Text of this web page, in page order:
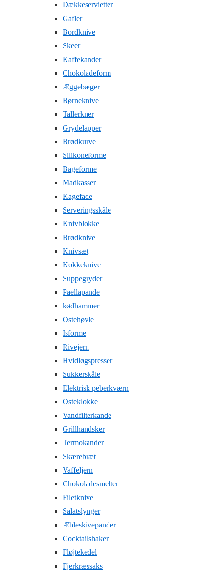
Dækkeservietter
Gafler
Bordknive
Skeer
Kaffekander
Chokoladeform
Æggebæger
Børneknive
Tallerkner
Grydelapper
Brødkurve
Silikoneforme
Bageforme
Madkasser
Kagefade
Serveringsskåle
Knivblokke
Brødknive
Knivsæt
Kokkeknive
Suppegryder
Paellapande
kødhammer
Ostehøvle
Isforme
Rivejern
Hvidløgspresser
Sukkerskåle
Elektrisk peberkværn
Osteklokke
Vandfilterkande
Grillhandsker
Termokander
Skærebræt
Vaffeljern
Chokoladesmelter
Filetknive
Salatslynger
Æbleskivepander
Cocktailshaker
Fløjtekedel
Fjerkræssaks